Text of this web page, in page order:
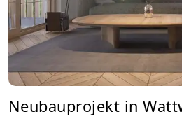
Neubauprojekt in